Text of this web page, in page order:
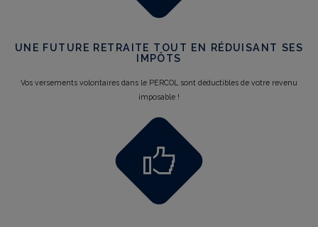
UNE FUTURE RETRAITE TOUT EN RÉDUISANT SES
IMPÔTS
Vos versements volontaires dans le PERCOL sont déductibles de votre revenu
imposable !